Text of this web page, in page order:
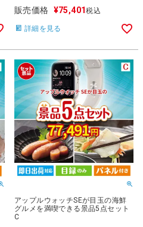
販売価格 ¥75,401税込
詳細を見る
アップルウォッチSEが目玉の海鮮
グルメを満喫できる景品5点セット
C